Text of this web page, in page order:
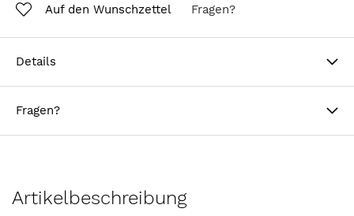
Auf den Wunschzettel Fragen?
Details
Fragen?
Artikelbeschreibung